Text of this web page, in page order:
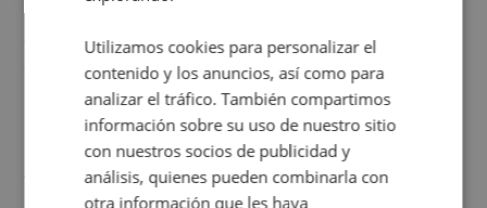
Cuando decidí vender mi coche busqué
diferentes empresas donde hacerlo y la que
me dio más confianza fue Rattix, por las
buenas (y tantas) reseñas que tienen.
Realmente la experiencia ha sido muy
buena, Carolina ha sido siempre muy atenta
y profesional. Finalmente mi hermana se
Judit Sorribes
Utilizamos cookies para personalizar el
contenido y los anuncios, así como para
analizar el tráfico. También compartimos
información sobre su uso de nuestro sitio
con nuestros socios de publicidad y
análisis, quienes pueden combinarla con
otra información que les haya